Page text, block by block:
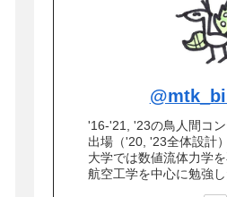
'16-'21, '23の鳥人間コ
出場（'20, '23全体設計）
大学では数値流体力学
航空工学を中心に勉強